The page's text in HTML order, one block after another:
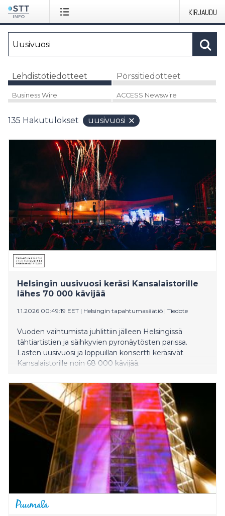
KIRJAUDU
Lehdistötiedotteet Pörssitiedotteet
Business Wire ACCESS Newswire
135 Hakutulokset uusivuosi
Helsingin uusivuosi keräsi Kansalaistorille
lähes 70 000 kävijää
1.1.2026 00:49:19 EET | Helsingin tapahtumasäätiö | Tiedote
Vuoden vaihtumista juhlittiin jälleen Helsingissä
tähtiartistien ja säihkyvien pyronäytösten parissa.
Lasten uusivuosi ja loppuillan konsertti keräsivät
Kansalaistorille noin 68 000 kävijää.